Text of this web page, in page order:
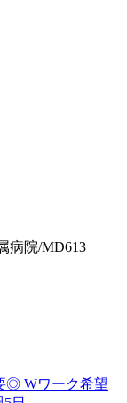
病院/MD613
◎ Wワーク希望